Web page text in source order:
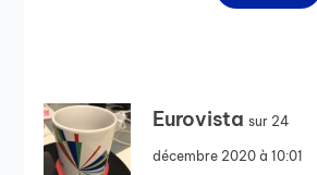
Eurovista sur 24
décembre 2020 à 10:01